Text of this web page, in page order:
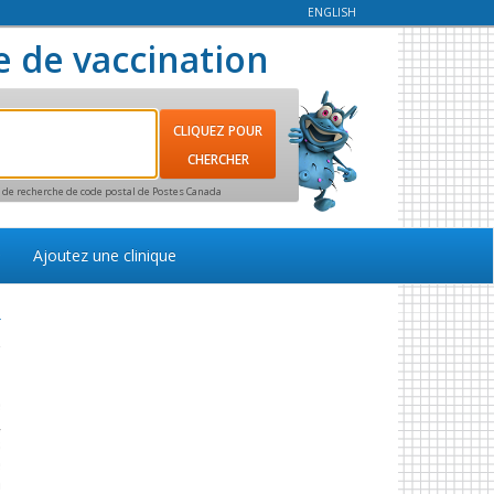
ENGLISH
de vaccination
de recherche de code postal de Postes Canada
Ajoutez une clinique